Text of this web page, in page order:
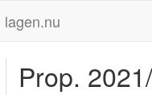
lagen.nu
Prop.